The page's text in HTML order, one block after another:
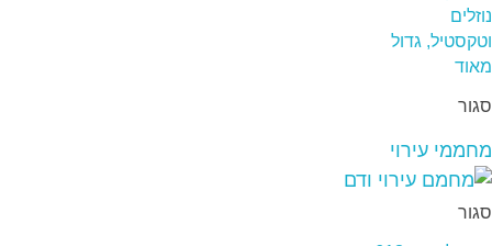
סגור
מחממי עירוי
סגור